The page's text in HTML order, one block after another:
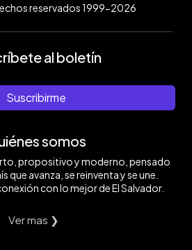
reservados 1999-2026
al boletín
Suscribirme
somos
propositivo y moderno, pensado
que avanza, se reinventa y se une.
con lo mejor de El Salvador.
Ver mas ❯